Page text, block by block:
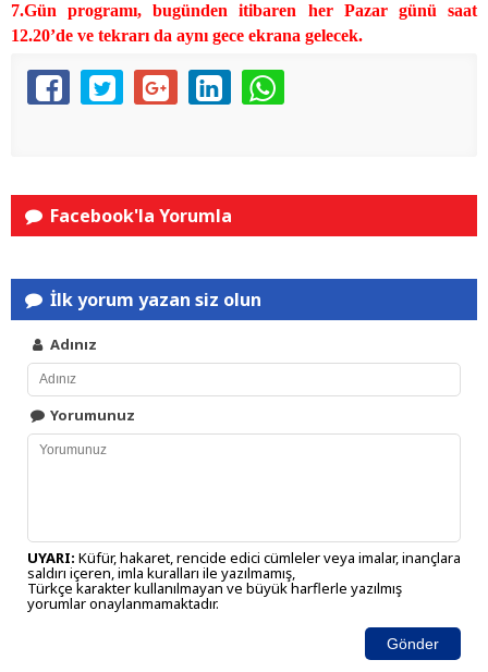
7.Gün programı, bugünden itibaren her Pazar günü saat
12.20’de ve tekrarı da aynı gece ekrana gelecek.
Facebook'la Yorumla
İlk yorum yazan siz olun
Adınız
Yorumunuz
UYARI: Küfür, hakaret, rencide edici cümleler veya imalar, inançlara
saldırı içeren, imla kuralları ile yazılmamış,
Türkçe karakter kullanılmayan ve büyük harflerle yazılmış
yorumlar onaylanmamaktadır.
Gönder